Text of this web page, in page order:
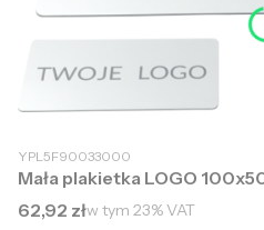
YPL5F90033000
Mała plakietka LOGO
Cena brutto
62,92 złw tym 23%VAT